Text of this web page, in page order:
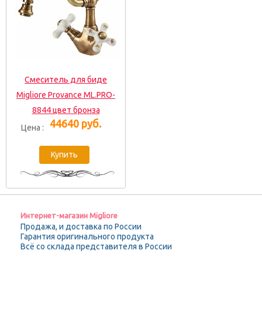
Смеситель для биде
Migliore Provance ML.PRO-
8844 цвет бронза
Цена :
44640 руб.
Интернет-магазин Migliore
Продажа, и доставка по России
Гарантия оригинального продукта
Всё со склада представителя в России